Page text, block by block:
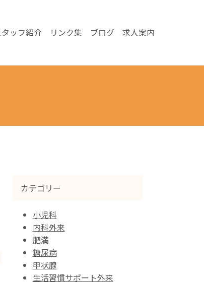
ッフ紹介 リンク集 ブログ 求人案内
カテゴリー
小児科
内科外来
肥満
糖尿病
甲状腺
生活習慣サポート外来